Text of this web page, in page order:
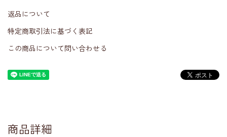
返品について
特定商取引法に基づく表記
この商品について問い合わせる
商品詳細